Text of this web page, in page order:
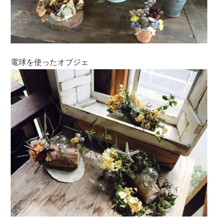
電球を使ったオブジェ